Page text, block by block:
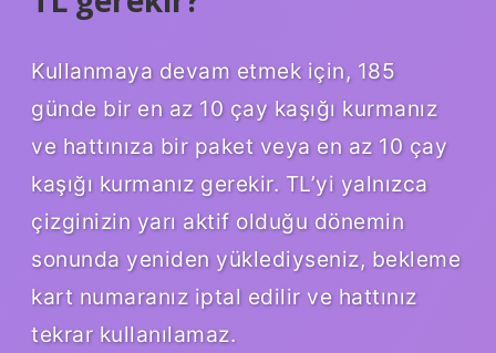
Kullanmaya devam etmek için, 185
günde bir en az 10 çay kaşığı kurmanız
ve hattınıza bir paket veya en az 10 çay
kaşığı kurmanız gerekir. TL’yi yalnızca
çizginizin yarı aktif olduğu dönemin
sonunda yeniden yüklediyseniz, bekleme
kart numaranız iptal edilir ve hattınız
tekrar kullanılamaz.